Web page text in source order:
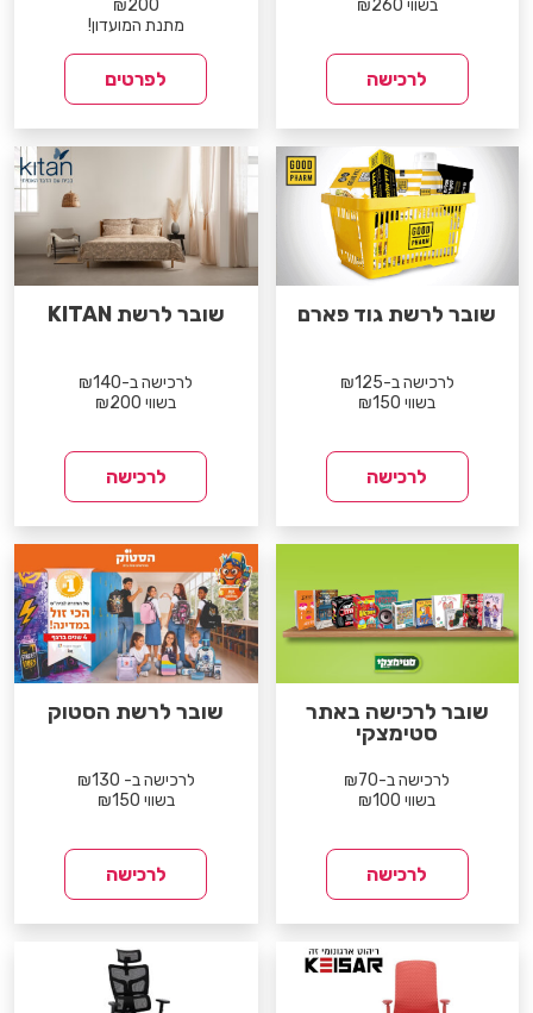
בשווי ₪260
לרכישה
₪200
מתנת המועדון!
לפרטים
שובר לרשת גוד פארם
לרכישה ב-₪125
בשווי ₪150
לרכישה
שובר לרשת KITAN
לרכישה ב-₪140
בשווי ₪200
לרכישה
שובר לרכישה באתר
סטימצקי
לרכישה ב-₪70
בשווי ₪100
לרכישה
שובר לרשת הסטוק
לרכישה ב- ₪130
בשווי ₪150
לרכישה